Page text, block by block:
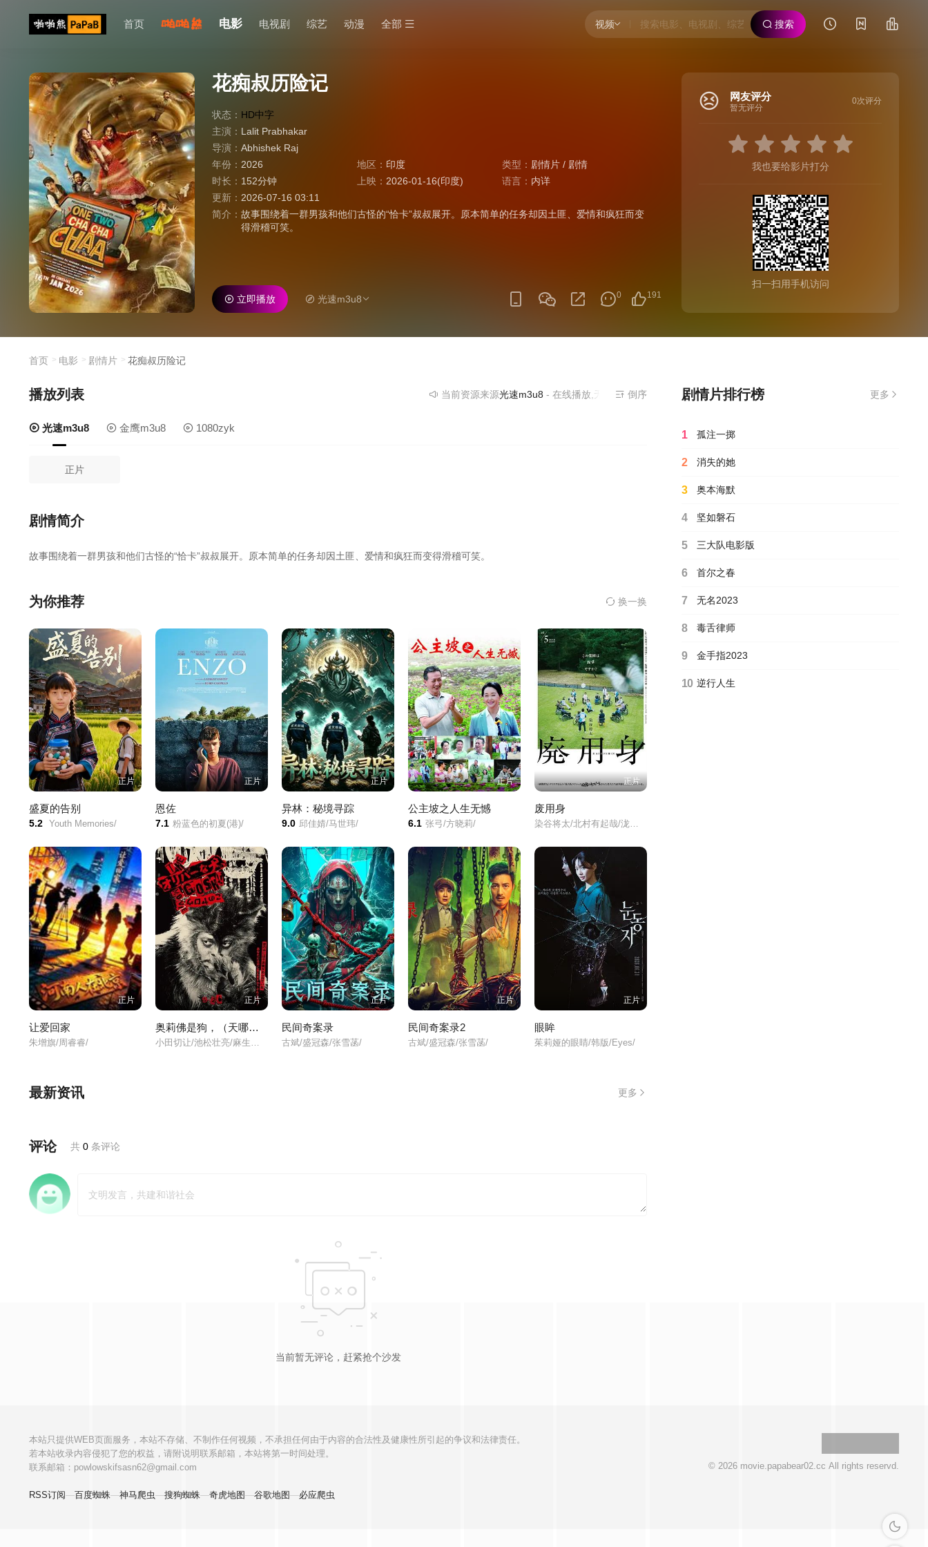
视频 搜索
首页 电影 电视剧 综艺 动漫 全部
花痴叔历险记
状态： HD中字
主演： Lalit Prabhakar
导演： Abhishek Raj
年份： 2026 地区： 印度 类型： 剧情片 / 剧情
时长： 152分钟 上映： 2026-01-16(印度) 语言： 内详
更新： 2026-07-16 03:11
简介： 故事围绕着一群男孩和他们古怪的“恰卡”叔叔展开。原本简单的任务却因土匪、爱情和疯狂而变
得滑稽可笑。
191
0
立即播放 光速m3u8
网友评分
暂无评分
0次评分
我也要给影片打分
扫一扫用手机访问
首页 电影 剧情片 花痴叔历险记
播放列表 当前资源来源光速m3u8- 在线播放,无需安装播放器倒序
光速m3u8 金鹰m3u8 1080zyk
正片
剧情简介
故事围绕着一群男孩和他们古怪的“恰卡”叔叔展开。原本简单的任务却因土匪、爱情和疯狂而变得滑稽可笑。
为你推荐 换一换
正片
盛夏的告别
5.2 Youth Memories/
正片
恩佐
7.1 粉蓝色的初夏(港)/
正片
异林：秘境寻踪
9.0 邱佳婧/马世玮/
正片
公主坡之人生无憾
6.1 张弓/方晓莉/
正片
废用身
染谷将太/北村有起哉/泷内公美/
正片
让爱回家
朱增旗/周睿睿/
正片
奥莉佛是狗，（天哪！！）这家伙电影版
正片
民间奇案录
古斌/盛冠森/张雪菡/
正片
民间奇案录2
古斌/盛冠森/张雪菡/
正片
眼眸
茱莉娅的眼睛/韩版/Eyes/
最新资讯 更多
评论 共 0 条评论
当前暂无评论，赶紧抢个沙发
剧情片排行榜 更多
1 孤注一掷
2 消失的她
3 奥本海默
4 坚如磐石
5 三大队电影版
6 首尔之春
7 无名2023
8 毒舌律师
9 金手指2023
10 逆行人生
深色模式
本站只提供WEB页面服务，本站不存储、不制作任何视频，不承担任何由于内容的合法性及健康性所引起的争议和法律责任。
若本站收录内容侵犯了您的权益，请附说明联系邮箱，本站将第一时间处理。
联系邮箱：powlowskifsasn62@gmail.com
RSS订阅—百度蜘蛛—神马爬虫—搜狗蜘蛛—奇虎地图—谷歌地图—必应爬虫
© 2026 movie.papabear02.cc All rights reservd.